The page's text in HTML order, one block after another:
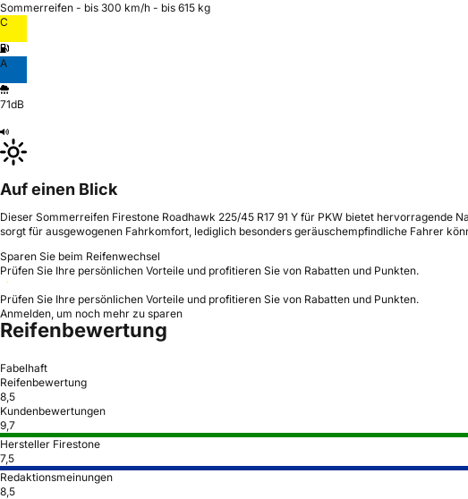
Sommerreifen - bis 300 km/h - bis 615 kg
C
A
71dB
Auf einen Blick
Dieser Sommerreifen Firestone Roadhawk 225/45 R17 91 Y für PKW bietet
sorgt für ausgewogenen Fahrkomfort, lediglich besonders geräuschempfindliche Fahrer
Sparen Sie beim Reifenwechsel
Prüfen Sie Ihre persönlichen Vorteile und profitieren Sie von Rabatten und Punkten.
Prüfen Sie Ihre persönlichen Vorteile und profitieren Sie von Rabatten und Punkten.
Anmelden, um noch mehr zu sparen
Reifenbewertung
Fabelhaft
Reifenbewertung
8,5
Kundenbewertungen
9,7
Hersteller Firestone
7,5
Redaktionsmeinungen
8,5